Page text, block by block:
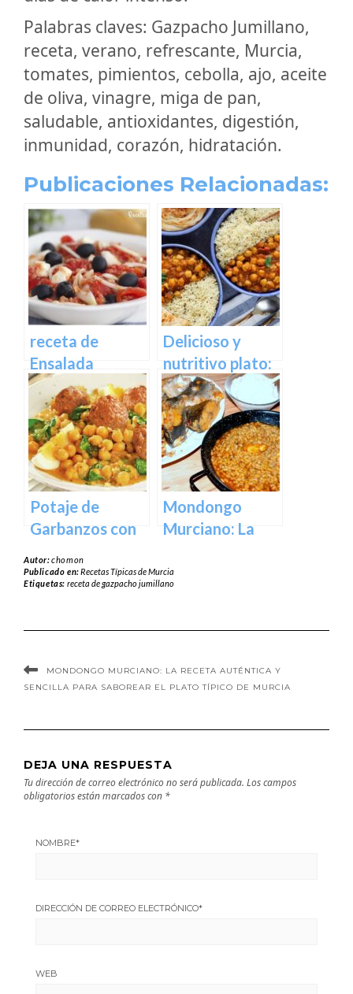
Palabras claves: Gazpacho Jumillano,
receta, verano, refrescante, Murcia,
tomates, pimientos, cebolla, ajo, aceite
de oliva, vinagre, miga de pan,
saludable, antioxidantes, digestión,
inmunidad, corazón, hidratación.
Publicaciones Relacionadas:
receta de
Ensalada
Murciana o
mojete
Delicioso y
nutritivo plato:
Receta de arroz
con garbanzos
Potaje de
Garbanzos con
receta
tradicional y
Mondongo
Murciano: La
auténtica y
Autor:chomon
Publicado en:Recetas Típicas de Murcia
Etiquetas: receta de gazpacho jumillano
MONDONGO MURCIANO: LA RECETA AUTÉNTICA Y
SENCILLA PARA SABOREAR EL PLATO TÍPICO DE MURCIA
DEJA UNA RESPUESTA
Tu dirección de correo electrónico no será publicada. Los campos
obligatorios están marcados con *
NOMBRE*
DIRECCIÓN DE CORREO ELECTRÓNICO*
WEB